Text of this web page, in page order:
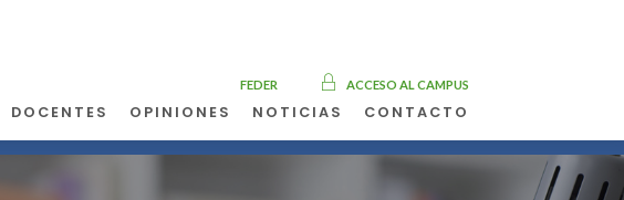
FEDER ACCESO AL CAMPUS
DOCENTES OPINIONES NOTICIAS CONTACTO